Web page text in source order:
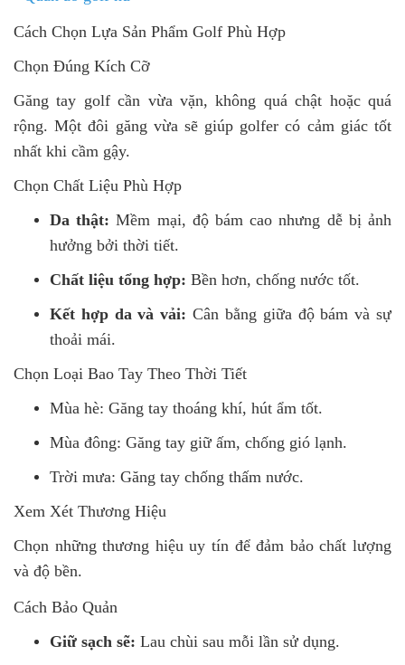
Cách Chọn Lựa Sản Phẩm Golf Phù Hợp
Chọn Đúng Kích Cỡ
Găng tay golf cần vừa vặn, không quá chật hoặc quá
rộng. Một đôi găng vừa sẽ giúp golfer có cảm giác tốt
nhất khi cầm gậy.
Chọn Chất Liệu Phù Hợp
Da thật: Mềm mại, độ bám cao nhưng dễ bị ảnh
hưởng bởi thời tiết.
Chất liệu tổng hợp: Bền hơn, chống nước tốt.
Kết hợp da và vải: Cân bằng giữa độ bám và sự
thoải mái.
Chọn Loại Bao Tay Theo Thời Tiết
Mùa hè: Găng tay thoáng khí, hút ẩm tốt.
Mùa đông: Găng tay giữ ấm, chống gió lạnh.
Trời mưa: Găng tay chống thấm nước.
Xem Xét Thương Hiệu
Chọn những thương hiệu uy tín để đảm bảo chất lượng
và độ bền.
Cách Bảo Quản
Giữ sạch sẽ: Lau chùi sau mỗi lần sử dụng.